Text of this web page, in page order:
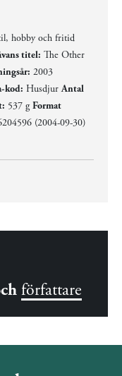
hobby och fritid
titel: The Other
2003
kod: HusdjurAntal
537 gFormat
(2004-09-30)
författare